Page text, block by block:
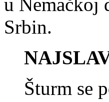
Srbin.
Šturm se